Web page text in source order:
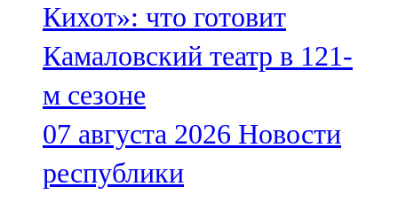
Кихот»: что готовит
Камаловский театр в 121-
м сезоне
07 августа 2026 Новости
республики